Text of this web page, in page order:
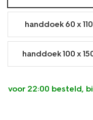
handdoek 60 x 110
handdoek 100 x
voor 22:00 besteld,